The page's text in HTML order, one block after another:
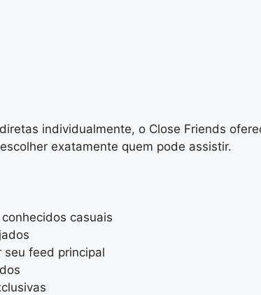
individualmente, o Close Friends
exatamente quem pode assistir.
casuais
seu feed principal